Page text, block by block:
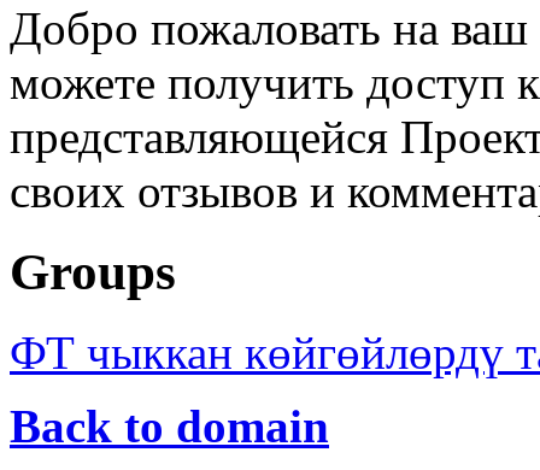
Добро пожаловать на
можете получить доступ
представляющейся
своих отзывов и
Groups
ФТ чыккан көйгөйлөрдү
Back to domain